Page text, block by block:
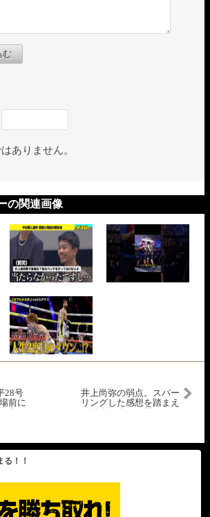
む
ありません。
の関連画像
28号
前に
井上尚弥の弱点。スパー
リングした感想を踏まえ
！！